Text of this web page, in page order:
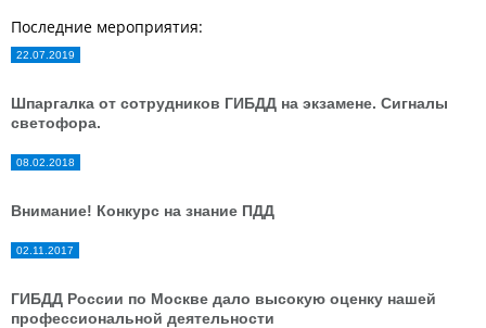
Последние мероприятия:
22.07.2019
Шпаргалка от сотрудников ГИБДД на экзамене. Сигналы
светофора.
08.02.2018
Внимание! Конкурс на знание ПДД
02.11.2017
ГИБДД России по Москве дало высокую оценку нашей
профессиональной деятельности